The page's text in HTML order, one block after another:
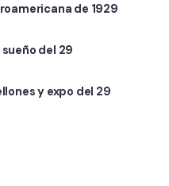
de 1929
del 29
y expo del 29